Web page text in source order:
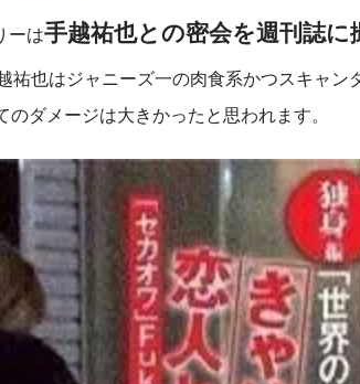
ーは手越祐也との密会を週刊誌に
祐也はジャニーズ一の肉食系かつスキャン
ダメージは大きかったと思われます。